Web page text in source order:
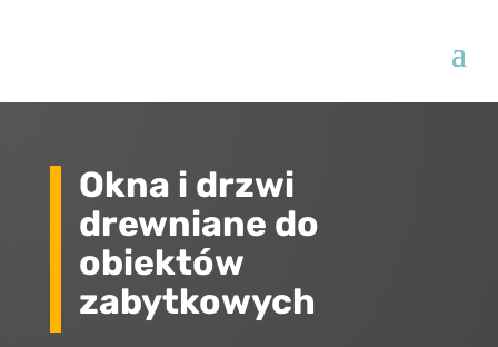
Okna i drzwi
drewniane do
obiektów
zabytkowych